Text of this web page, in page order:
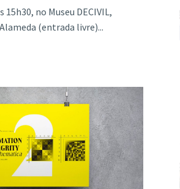
15h30, no Museu DECIVIL,
(entrada livre)...